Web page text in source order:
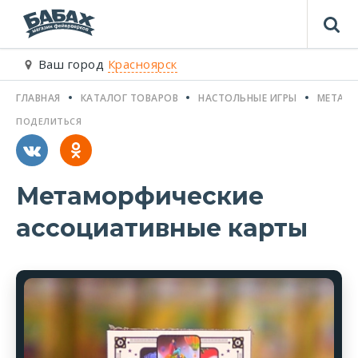
Ваш город Красноярск
ГЛАВНАЯ КАТАЛОГ ТОВАРОВ НАСТОЛЬНЫЕ ИГРЫ
Метаморфические
ассоциативные карты
ПОДЕЛИТЬСЯ